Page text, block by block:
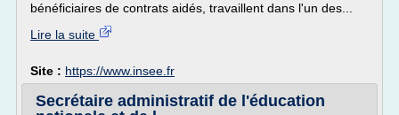
bénéficiaires de contrats aidés, travaillent dans l'un des...
Lire la suite
Site : https://www.insee.fr
Secrétaire administratif de l'éducation